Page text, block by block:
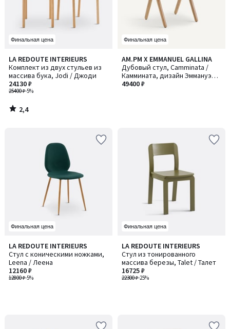
Финальная цена
LA REDOUTE INTERIEURS
Комплект из двух стульев из
массива бука, Jodi / Джоди
25400 ₽-5%
24130 ₽
2,4
/ 5
2,4
/
Финальная цена
AM.PM X EMMANUEL GALLINA
Дубовый стул, Camminata /
Каммината, дизайн Эммануэля
Галлина
49400 ₽
Финальная цена
LA REDOUTE INTERIEURS
Стул с коническими ножками,
Leena / Леена
12800 ₽-5%
12160 ₽
Финальная цена
LA REDOUTE INTERIEURS
Стул из тонированного
массива березы, Talet / Талет
22300 ₽-25%
16725 ₽